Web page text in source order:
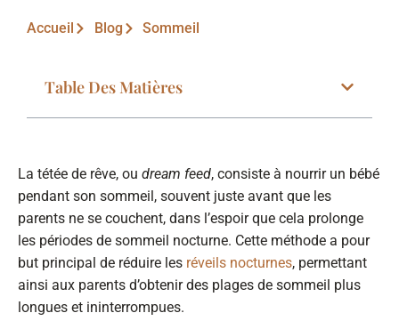
Accueil Blog Sommeil
Table Des Matières
La tétée de rêve, ou dream feed, consiste à nourrir un bébé
pendant son sommeil, souvent juste avant que les
parents ne se couchent, dans l’espoir que cela prolonge
les périodes de sommeil nocturne. Cette méthode a pour
but principal de réduire les réveils nocturnes, permettant
ainsi aux parents d’obtenir des plages de sommeil plus
longues et ininterrompues.